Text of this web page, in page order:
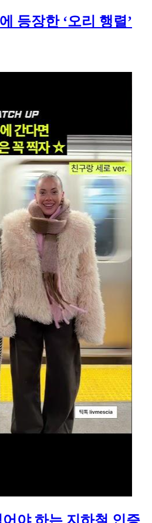
등장한 ‘오리 행렬’
야 하는 지하철 인증